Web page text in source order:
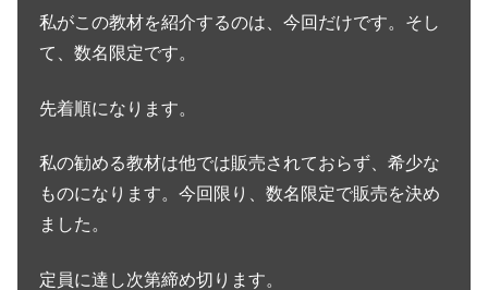
私がこの教材を紹介するのは、今回だけです。そし
て、数名限定です。
先着順になります。
私の勧める教材は他では販売されておらず、希少な
ものになります。今回限り、数名限定で販売を決め
ました。
定員に達し次第締め切ります。